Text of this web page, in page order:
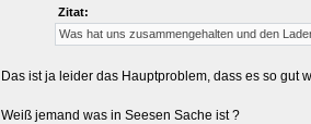
Zitat:
Was hat uns zusammengehalten und den
Das ist ja leider das Hauptproblem, dass es so
Weiß jemand was in Seesen Sache ist ?